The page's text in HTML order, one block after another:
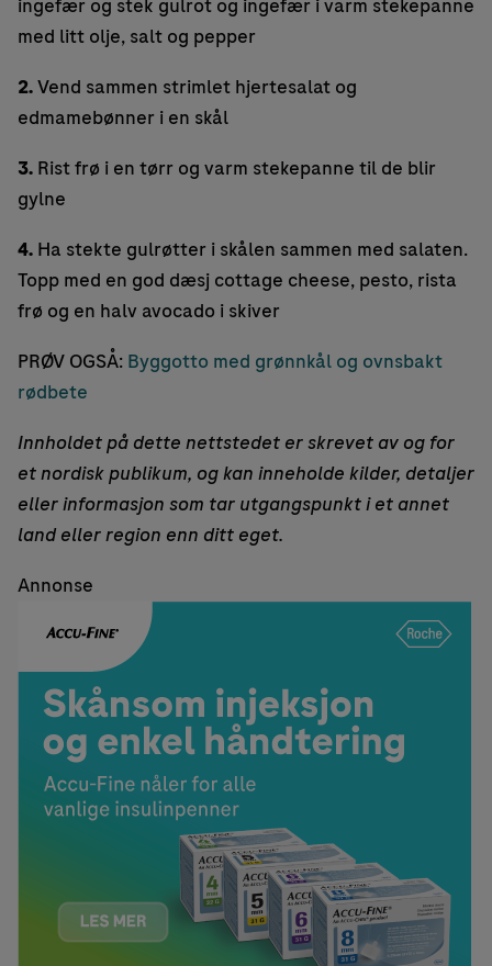
ingefær og stek gulrot og ingefær i varm stekepanne
med litt olje, salt og pepper
2.Vend sammen strimlet hjertesalat og
edmamebønner i en skål
3. Rist frø i en tørr og varm stekepanne til de blir
gylne
4. Ha stekte gulrøtter i skålen sammen med salaten.
Topp med en god dæsj cottage cheese, pesto, rista
frø og en halv avocado i skiver
PRØV OGSÅ: Byggotto med grønnkål og ovnsbakt
rødbete
Innholdet på dette nettstedet er skrevet av og for
et nordisk publikum, og kan inneholde kilder, detaljer
eller informasjon som tar utgangspunkt i et annet
land eller region enn ditt eget.
Annonse